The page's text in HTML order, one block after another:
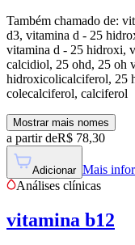
Também chamado de:
d3, vitamina d - 25
vitamina d - 25 hidroxi,
calcidiol, 25 ohd, 25 oh
hidroxicolicalciferol, 25
colecalciferol, calciferol
Mostrar mais nomes
a partir deR$ 78,30
Adicionar Mais
Análises clínicas
vitamina b12